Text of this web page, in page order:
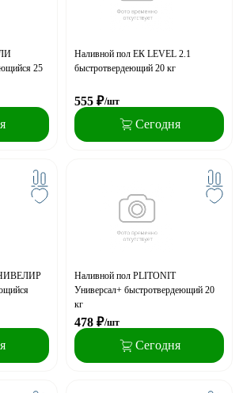
25
Наливной пол ЕК LEVEL 2.1
быстротвердеющий 20 кг
555 ₽/шт
Сегодня
Наливной пол PLITONIT
Универсал+ быстротвердеющий 20
кг
478 ₽/шт
Сегодня